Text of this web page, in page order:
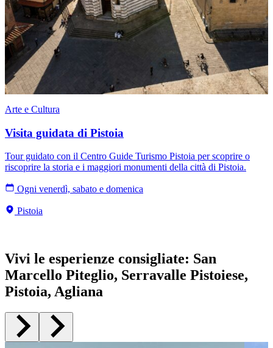
Arte e Cultura
Visita guidata di Pistoia
Tour guidato con il Centro Guide Turismo Pistoia per scoprire o
riscoprire la storia e i maggiori monumenti della città di Pistoia.
Ogni venerdì, sabato e domenica
Pistoia
Vivi le esperienze consigliate: San
Marcello Piteglio, Serravalle Pistoiese,
Pistoia, Agliana